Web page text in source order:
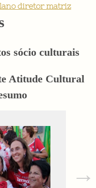
diretor matriz
sócio culturais
Atitude Cultural
→